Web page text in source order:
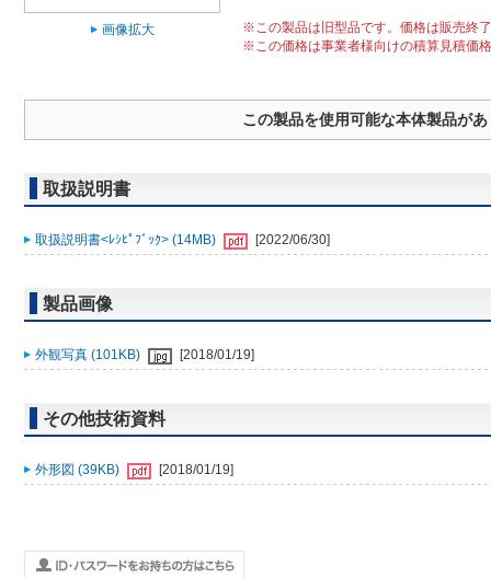
画像拡大
※この製品は旧型品です。価格は販売終
※この価格は事業者様向けの積算見積価
この製品を使用可能な本体製品が
取扱説明書
取扱説明書<ﾚｼﾋﾟﾌﾞｯｸ> (14MB) [2022/06/30]
製品画像
外観写真 (101KB) [2018/01/19]
その他技術資料
外形図 (39KB) [2018/01/19]